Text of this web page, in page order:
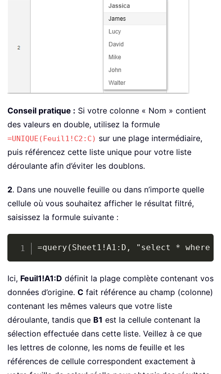
Conseil pratique : Si votre colonne « Nom » contient
des valeurs en double, utilisez la formule
=UNIQUE(Feuil1!C2:C) sur une plage intermédiaire,
puis référencez cette liste unique pour votre liste
déroulante afin d’éviter les doublons.
2. Dans une nouvelle feuille ou dans n’importe quelle
cellule où vous souhaitez afficher le résultat filtré,
saisissez la formule suivante :
=query(Sheet1!A1:D, "select * where
Copy
Ici, Feuil1!A1:D définit la plage complète contenant vos
données d’origine. C fait référence au champ (colonne)
contenant les mêmes valeurs que votre liste
déroulante, tandis que B1 est la cellule contenant la
sélection effectuée dans cette liste. Veillez à ce que
les lettres de colonne, les noms de feuille et les
références de cellule correspondent exactement à